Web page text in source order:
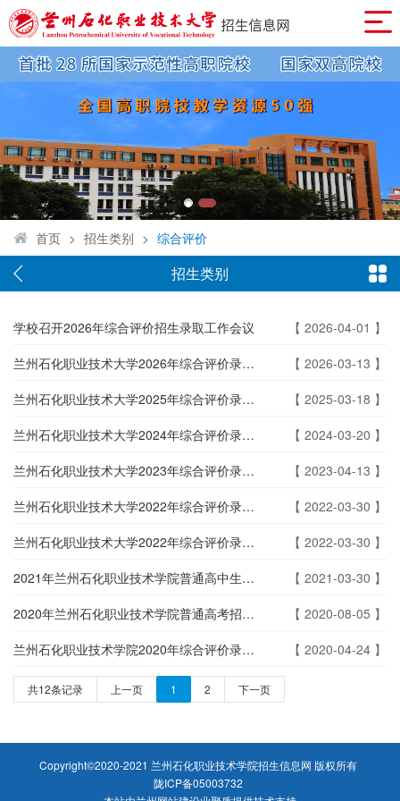
首页 > 招生类别 > 综合评价
招生类别
学校召开2026年综合评价招生录取工作会议
【 2026-04-01 】
兰州石化职业技术大学2026年综合评价录取招生简章
【 2026-03-13 】
兰州石化职业技术大学2025年综合评价录取招生简章
【 2025-03-18 】
兰州石化职业技术大学2024年综合评价录取招生简章
【 2024-03-20 】
兰州石化职业技术大学2023年综合评价录取招生简章
【 2023-04-13 】
兰州石化职业技术大学2022年综合评价录取招生简章
【 2022-03-30 】
兰州石化职业技术大学2022年综合评价录取招生章程
【 2022-03-30 】
2021年兰州石化职业技术学院普通高中生综合评价招生简章
【 2021-03-30 】
2020年兰州石化职业技术学院普通高考招生简介
【 2020-08-05 】
兰州石化职业技术学院2020年综合评价录取及中职升学考试录取招生章程（待批版）
【 2020-04-24 】
共12条记录 上一页 1 2 下一页
Copyright©2020-2021 兰州石化职业技术学院招生信息网 版权所有
陇ICP备05003732